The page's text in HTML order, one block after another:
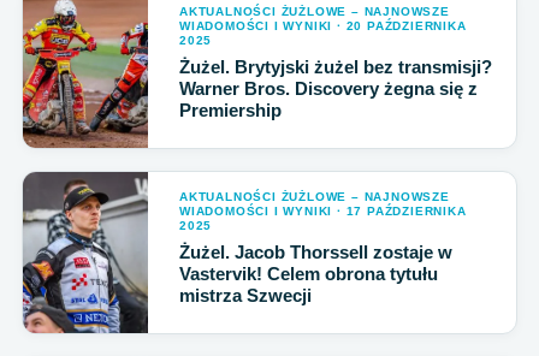
AKTUALNOŚCI ŻUŻLOWE – NAJNOWSZE
WIADOMOŚCI I WYNIKI · 20 PAŹDZIERNIKA
2025
Żużel. Brytyjski żużel bez transmisji?
Warner Bros. Discovery żegna się z
Premiership
AKTUALNOŚCI ŻUŻLOWE – NAJNOWSZE
WIADOMOŚCI I WYNIKI · 17 PAŹDZIERNIKA
2025
Żużel. Jacob Thorssell zostaje w
Vastervik! Celem obrona tytułu
mistrza Szwecji